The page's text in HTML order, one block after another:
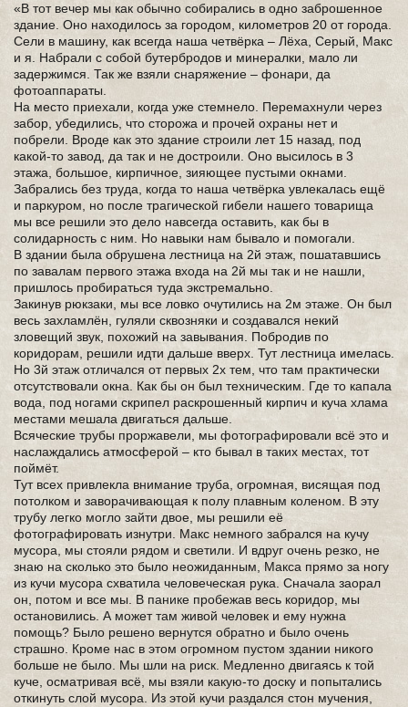
«В тот вечер мы как обычно собирались в одно заброшенное
здание. Оно находилось за городом, километров 20 от города.
Сели в машину, как всегда наша четвёрка – Лёха, Серый, Макс
и я. Набрали с собой бутербродов и минералки, мало ли
задержимся. Так же взяли снаряжение – фонари, да
фотоаппараты.
На место приехали, когда уже стемнело. Перемахнули через
забор, убедились, что сторожа и прочей охраны нет и
побрели. Вроде как это здание строили лет 15 назад, под
какой-то завод, да так и не достроили. Оно высилось в 3
этажа, большое, кирпичное, зияющее пустыми окнами.
Забрались без труда, когда то наша четвёрка увлекалась ещё
и паркуром, но после трагической гибели нашего товарища
мы все решили это дело навсегда оставить, как бы в
солидарность с ним. Но навыки нам бывало и помогали.
В здании была обрушена лестница на 2й этаж, пошатавшись
по завалам первого этажа входа на 2й мы так и не нашли,
пришлось пробираться туда экстремально.
Закинув рюкзаки, мы все ловко очутились на 2м этаже. Он был
весь захламлён, гуляли сквозняки и создавался некий
зловещий звук, похожий на завывания. Побродив по
коридорам, решили идти дальше вверх. Тут лестница имелась.
Но 3й этаж отличался от первых 2х тем, что там практически
отсутствовали окна. Как бы он был техническим. Где то капала
вода, под ногами скрипел раскрошенный кирпич и куча хлама
местами мешала двигаться дальше.
Всяческие трубы проржавели, мы фотографировали всё это и
наслаждались атмосферой – кто бывал в таких местах, тот
поймёт.
Тут всех привлекла внимание труба, огромная, висящая под
потолком и заворачивающая к полу плавным коленом. В эту
трубу легко могло зайти двое, мы решили её
фотографировать изнутри. Макс немного забрался на кучу
мусора, мы стояли рядом и светили. И вдруг очень резко, не
знаю на сколько это было неожиданным, Макса прямо за ногу
из кучи мусора схватила человеческая рука. Сначала заорал
он, потом и все мы. В панике пробежав весь коридор, мы
остановились. А может там живой человек и ему нужна
помощь? Было решено вернутся обратно и было очень
страшно. Кроме нас в этом огромном пустом здании никого
больше не было. Мы шли на риск. Медленно двигаясь к той
куче, осматривая всё, мы взяли какую-то доску и попытались
откинуть слой мусора. Из этой кучи раздался стон мучения,